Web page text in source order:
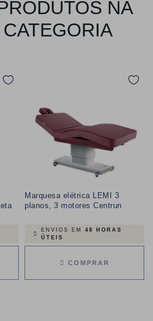
NA
Marquesa elétrica LEMI 3
planos, 3 motores Centrun
ENVIOS EM 48 HORAS
ÚTEIS
COMPRAR